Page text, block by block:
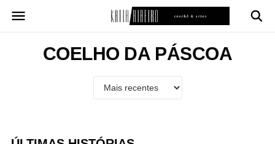
para
COELHO DA PÁSCOA